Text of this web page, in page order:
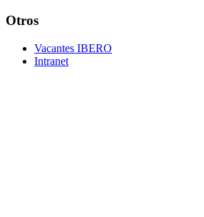
Otros
Vacantes IBERO
Intranet